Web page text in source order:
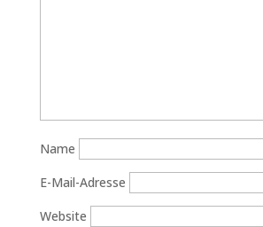
Name
E-Mail-Adresse
Website